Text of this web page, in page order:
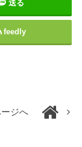
送る
feedly
ージへ